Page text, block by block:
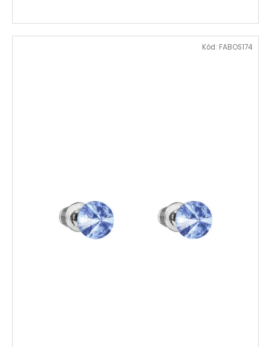
Kód: FABOS174